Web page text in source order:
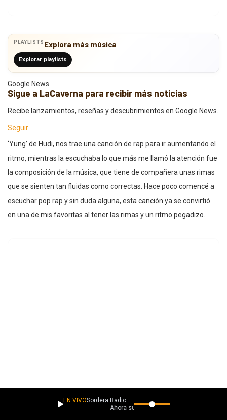
PLAYLISTS Explora más música
Explorar playlists
Google News
Sigue a LaCaverna para recibir más noticias
Recibe lanzamientos, reseñas y descubrimientos en Google News.
Seguir
‘Yung’ de Hudi, nos trae una canción de rap para ir aumentando el
ritmo, mientras la escuchaba lo que más me llamó la atención fue
la composición de la música, que tiene de compañera unas rimas
que se sienten tan fluidas como correctas. Hace poco comencé a
escuchar pop rap y sin duda alguna, esta canción ya se convirtió
en una de mis favoritas al tener las rimas y un ritmo pegadizo.
EN VIVOSordera Radio
Ahora suena